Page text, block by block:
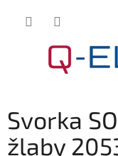
Svorka
žlaby